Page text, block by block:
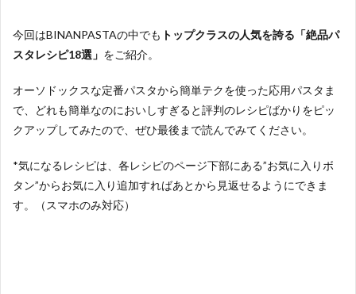
今回はBINANPASTAの中でも トップクラスの人気を誇る「絶品パ
スタレシピ18選」 をご紹介。
オーソドックスな定番パスタから簡単テクを使った応用パスタま
で、どれも簡単なのにおいしすぎると評判のレシピばかりをピッ
クアップしてみたので、ぜひ最後まで読んでみてください。
*気になるレシピは、各レシピのページ下部にある”お気に入りボ
タン”からお気に入り追加すればあとから見返せるようにできま
す。（スマホのみ対応）